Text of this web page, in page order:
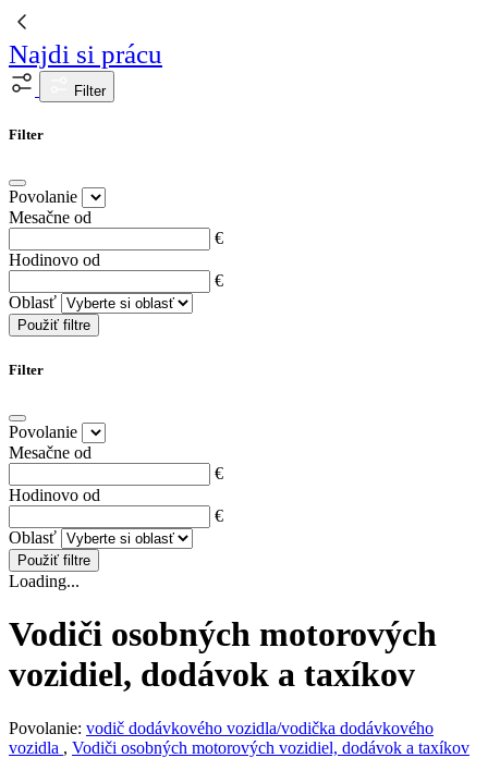
Najdi si prácu
Filter
Filter
Povolanie
Mesačne od
€
Hodinovo od
€
Oblasť
Použiť filtre
Filter
Povolanie
Mesačne od
€
Hodinovo od
€
Oblasť
Použiť filtre
Loading...
Vodiči osobných motorových
vozidiel, dodávok a taxíkov
Povolanie: vodič dodávkového vozidla/vodička dodávkového
vozidla , Vodiči osobných motorových vozidiel, dodávok a taxíkov